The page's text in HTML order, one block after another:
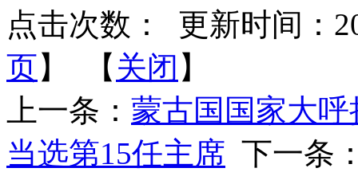
点击次数：
更新时间：
页】 【 关闭 】
上一条： 蒙古国国家大
当选第15任主席 下一条